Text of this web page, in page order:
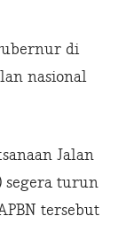
di
nasional
Jalan
segera turun
tersebut